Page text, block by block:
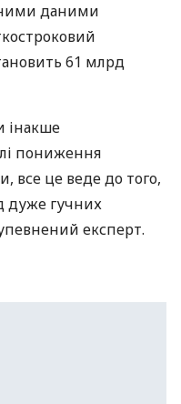
даними
61 млрд
інакше
пониження
все це веде до того,
дуже гучних
експерт.